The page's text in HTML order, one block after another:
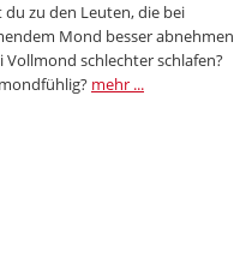
du zu den Leuten, die bei
Mond besser abnehmen
Vollmond schlechter schlafen?
mehr ...